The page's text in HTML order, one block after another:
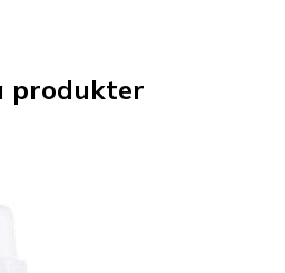
produkter